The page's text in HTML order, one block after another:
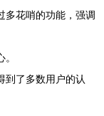
多花哨的功能，强调
到了多数用户的认